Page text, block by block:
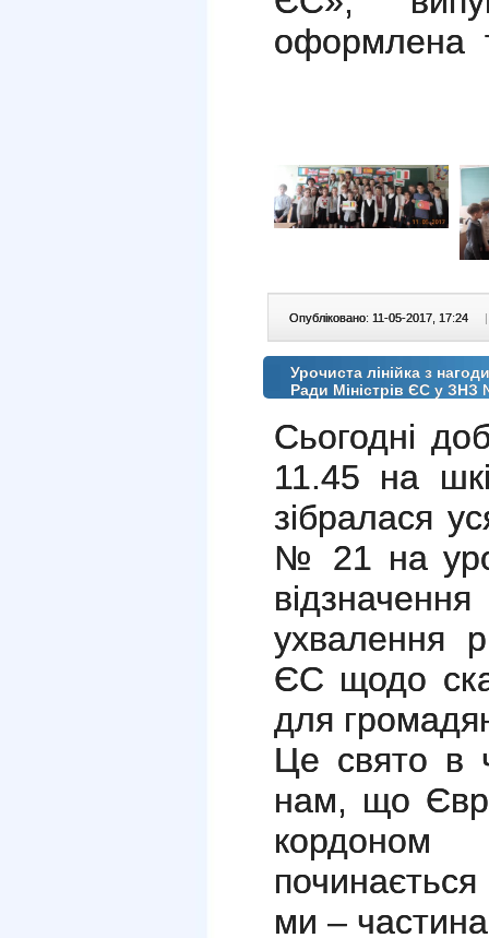
оформлена
Опубліковано: 11-05-2017, 17:24 |
Урочиста лінійка з
Ради Міністрів ЄС у ЗНЗ
Сьогодні
11.45 на
зібралася
№ 21 на
ухвалення
ЄС щодо
для
Це свято в
нам, що
ми –